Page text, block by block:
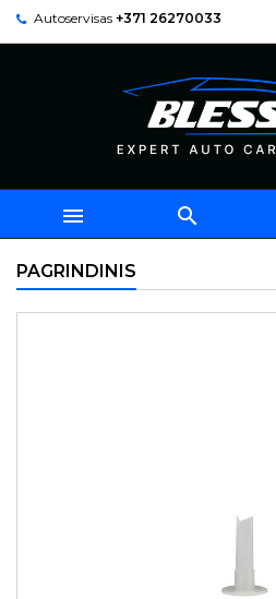
Autoservisas +371 26270033
 
PAGRINDINIS